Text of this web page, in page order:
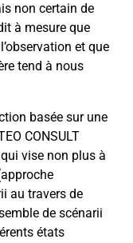
non certain de
à mesure que
et que
tend à nous
basée sur une
CONSULT
vise non plus à
au travers de
de scénarii
états